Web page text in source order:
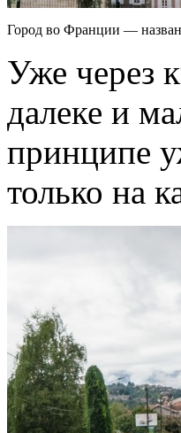
Город во Франции —
Уже через
далеке и
принципе
только на